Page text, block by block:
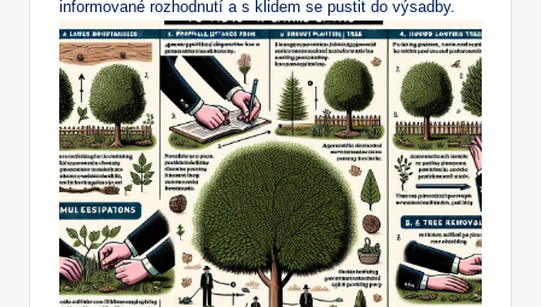
informované rozhodnutí a s klidem se pustit do výsadby.